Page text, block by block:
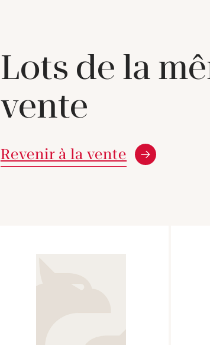
Lots de la
vente
Revenir à la vente